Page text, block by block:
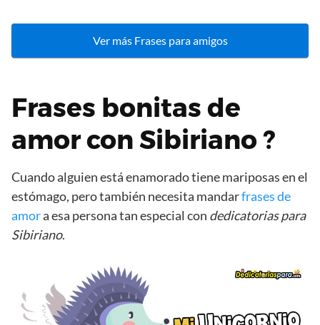
Ver más Frases para amigos
Frases bonitas de
amor con Sibiriano ?
Cuando alguien está enamorado tiene mariposas en el
estómago, pero también necesita mandarfrases de
amora esa persona tan especial con dedicatorias para
Sibiriano.